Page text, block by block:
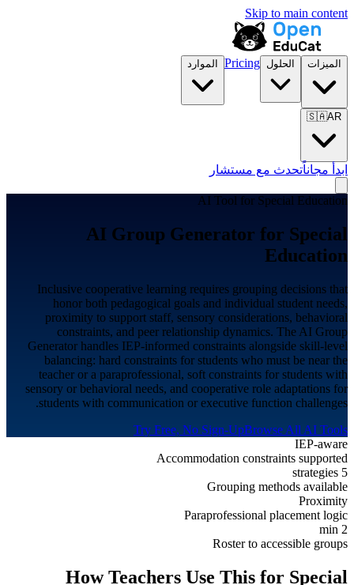
Skip to main content
الميزات الحلول Pricing الموارد
🇸🇦AR
ابدأ مجاناًتحدث مع مستشار
AI Tool for Special Education
AI Group Generator for Special
Education
Inclusive cooperative learning requires grouping decisions that
honor both pedagogical goals and individual student needs,
proximity to support staff, sensory considerations, behavioral
constraints, and peer relationship dynamics. The AI Group
Generator handles IEP-informed constraints alongside skill-level
balancing: hard constraints for students who must be near the
teacher or a paraprofessional, soft constraints for students with
sensory or behavioral needs, and cooperative role adaptations for
students with communication or executive function challenges.
Try Free, No Sign-UpBrowse All AI Tools
IEP-aware
Accommodation constraints supported
5 strategies
Grouping methods available
Proximity
Paraprofessional placement logic
2 min
Roster to accessible groups
How Teachers Use This for Special